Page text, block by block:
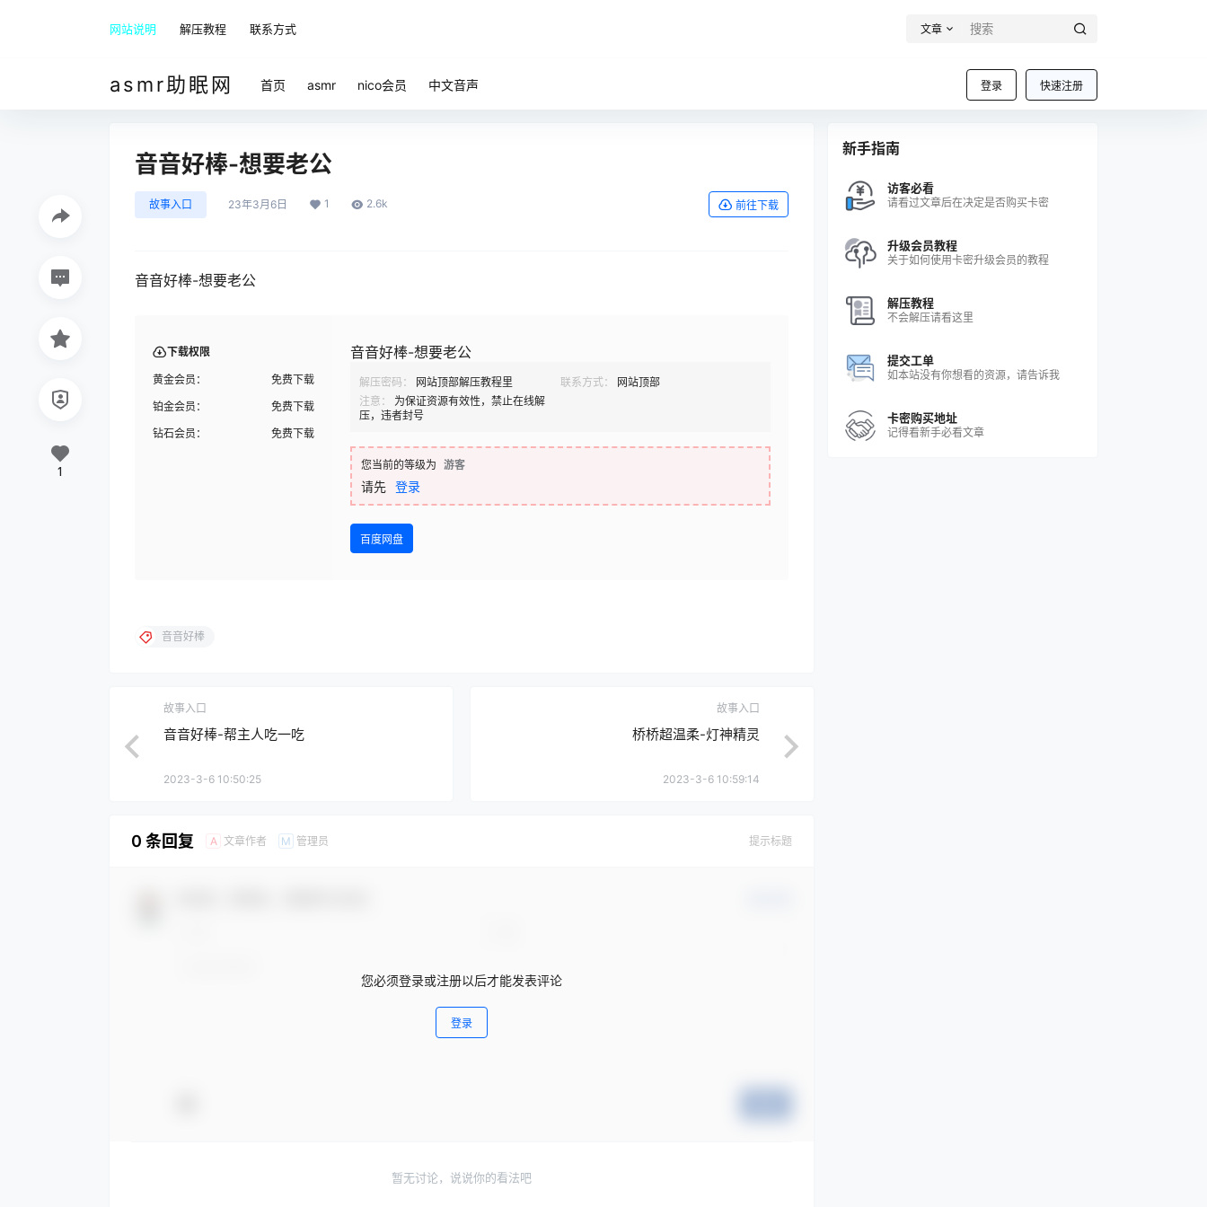
网站说明 解压教程 联系方式 文章
asmr助眠网 登录 快速注册
首页 asmr nico会员 中文音声
音音好棒-想要老公
故事入口 23年3月6日 1 2.6k 前往下载
音音好棒-想要老公
下载权限
黄金会员：
免费下载
铂金会员：
免费下载
钻石会员：
免费下载
音音好棒-想要老公
解压密码： 网站顶部解压教程里 联系方式：
网站顶部
注意：
为保证资源有效性，禁止在线解
压，违者封号
您当前的等级为 游客
请先 登录
百度网盘
1
音音好棒
故事入口
音音好棒-帮主人吃一吃
2023-3-6 10:50:25
故事入口
桥桥超温柔-灯神精灵
2023-3-6 10:59:14
0 条回复 A 文章作者 M 管理员 提示标题
您必须登录或注册以后才能发表评论
登录
暂无讨论，说说你的看法吧
新手指南
访客必看
请看过文章后在决定是否购买卡密
升级会员教程
关于如何使用卡密升级会员的教程
解压教程
不会解压请看这里
提交工单
如本站没有你想看的资源，请告诉我
卡密购买地址
记得看新手必看文章